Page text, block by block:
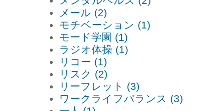
メール (2)
モチベーション (1)
モード学園 (1)
ラジオ体操 (1)
リコー (1)
リスク (2)
リーフレット (3)
ワークライフバランス (3)